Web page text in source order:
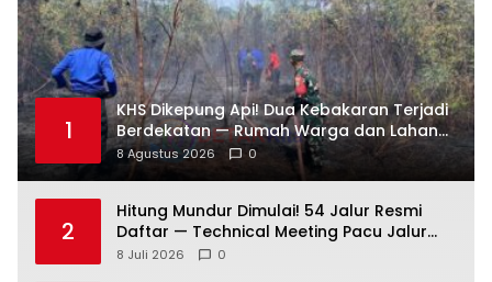
1
KHS Dikepung Api! Dua Kebakaran Terjadi
Berdekatan — Rumah Warga dan Lahan
Terbakar
8 Agustus 2026 0
2
Hitung Mundur Dimulai! 54 Jalur Resmi
Daftar — Technical Meeting Pacu Jalur
Rayon III Benai Digelar Besok
8 Juli 2026 0